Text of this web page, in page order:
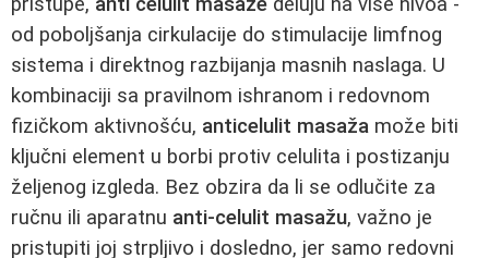
od poboljšanja cirkulacije do stimulacije limfnog
sistema i direktnog razbijanja masnih naslaga. U
kombinaciji sa pravilnom ishranom i redovnom
fizičkom aktivnošću, anticelulit masaža može biti
ključni element u borbi protiv celulita i postizanju
željenog izgleda. Bez obzira da li se odlučite za
ručnu ili aparatnu anti-celulit masažu, važno je
pristupiti joj strpljivo i dosledno, jer samo redovni